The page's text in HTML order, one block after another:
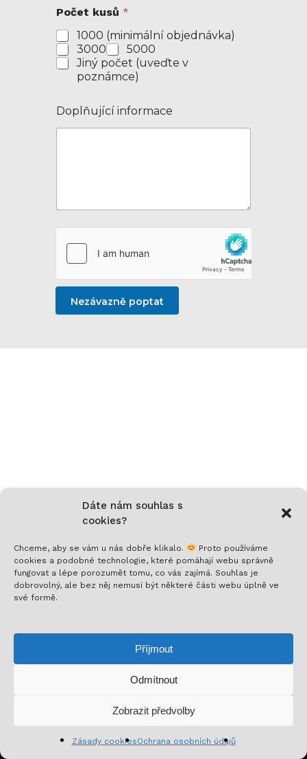
Dáte nám souhlas s
cookies?
Chceme, aby se vám u nás dobře klikalo.
Proto používáme
cookies a podobné technologie, které pomáhají webu správně
fungovat a lépe porozumět tomu, co vás zajímá. Souhlas je
dobrovolný, ale bez něj nemusí být některé části webu úplně ve
své formě.
Příjmout
Odmítnout
Zobrazit předvolby
Zásady cookiesOchrana osobních údajů
Počet kusů *
1000 (minimální objednávka)
3000
5000
Jiný počet (uveďte v
poznámce)
Doplňující informace
Nezávazně poptat
Nech si posílat to nejlepší!
Přihlaš se k odběru a nenech si ujít novinky,
speciální nabídky a inspirativní obsah. Přinášíme ti